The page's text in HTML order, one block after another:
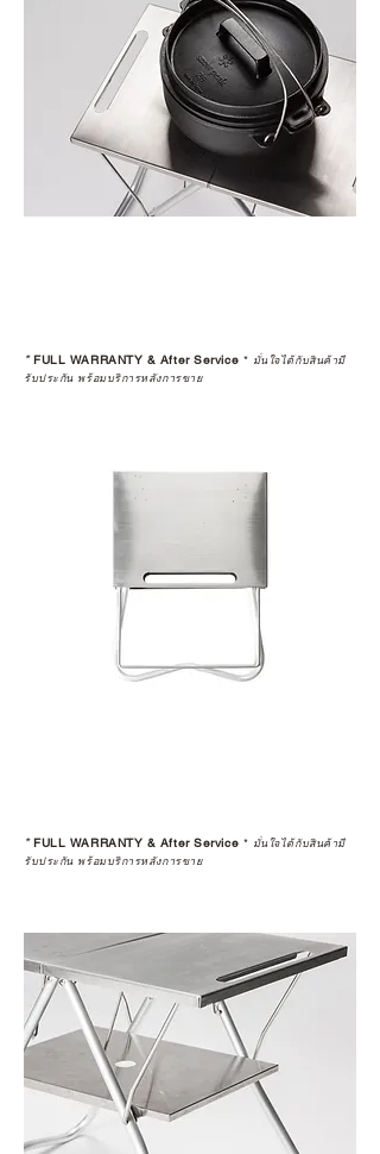
เพื่อให้คุณได้รับทั้งสินค้า และ
ประสบการณ์ที่สมบูรณ์แบบในระยะ
อ่านต่อเรื่องการรับประกันสินค้าได้
ตรงนี้
https://www.campstudio.co.th/
*FULL WARRANTY & After Service * มั่นใจได้กับสินค้ามี
รับประกัน พร้อมบริการหลังการขาย
*FULL WARRANTY & After Service * มั่นใจได้กับสินค้ามี
รับประกัน พร้อมบริการหลังการขาย